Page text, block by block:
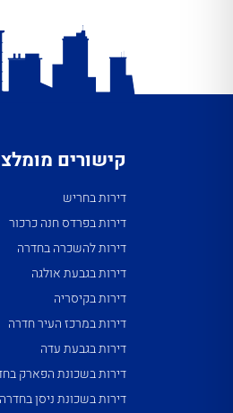
קישורים
דירות בחריש
דירות בפרדס חנה כרכור
דירות להשכרה בחדרה
דירות בגבעת אולגה
דירות בקיסריה
דירות במרכז העיר חדרה
דירות בגבעת עדה
דירות בשכונת הפארק
דירות בשכונת ניסן בחדרה